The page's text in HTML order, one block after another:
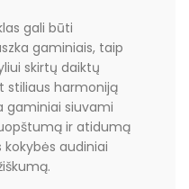
gali būti
gaminiais, taip
skirtų daiktų
stiliaus harmoniją
gaminiai siuvami
ir atidumą
audiniai